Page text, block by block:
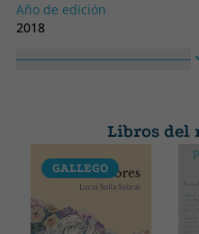
Año de edición
2018
Libros del
GALLEGO